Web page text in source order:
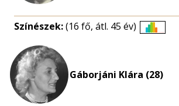
Színészek:(16 fő, átl. 45 év)
Gáborjáni Klára (28)